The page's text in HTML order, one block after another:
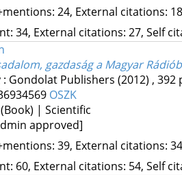
24, External citations:
34, External citations: 27, Self
gazdaság a Magyar
Gondolat Publishers (2012) , 392
OSZK
| Scientific
approved]
39, External citations:
60, External citations: 54, Self